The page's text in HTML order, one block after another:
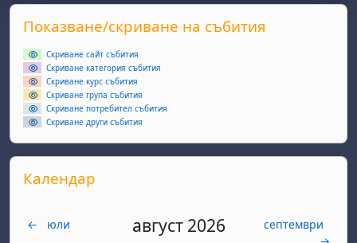
Supplementary blocks
Прескочи Показване/скриване на събития
Показване/скриване на събития
Скриване сайт събития
Скриване категория събития
Скриване курс събития
Скриване група събития
Скриване потребител събития
Скриване други събития
Прескочи Календар
Календар
← юли август 2026
септември